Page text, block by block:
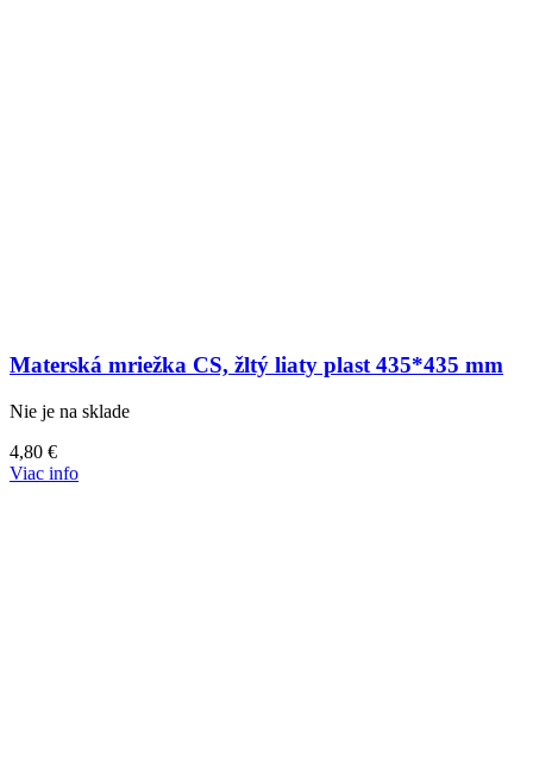
Materská mriežka CS, žltý liaty plast 435*435 mm
Nie je na sklade
4,80 €
Viac info